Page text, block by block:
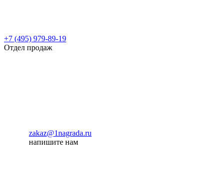
+7 (495) 979-89-19
Отдел продаж
zakaz@1nagrada.ru
напишите нам